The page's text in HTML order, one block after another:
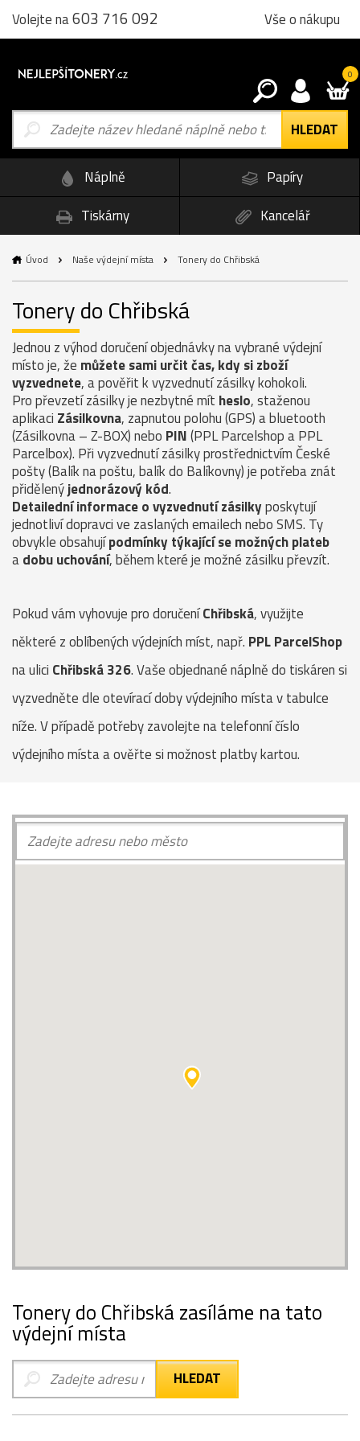
Volejte na603 716 092 Vše o nákupu
0
Náplně
Papíry
Tiskárny
Kancelář
Úvod Naše výdejní místa Tonery do Chřibská
Tonery do Chřibská
Jednou z výhod doručení objednávky na vybrané výdejní
místo je, že můžete sami určit čas, kdy si zboží
vyzvednete, a pověřit k vyzvednutí zásilky kohokoli.
Pro převzetí zásilky je nezbytné mít heslo, staženou
aplikaci Zásilkovna, zapnutou polohu (GPS) a bluetooth
(Zásilkovna – Z-BOX) nebo PIN(PPL Parcelshop a PPL
Parcelbox). Při vyzvednutí zásilky prostřednictvím České
pošty (Balík na poštu, balík do Balíkovny) je potřeba znát
přidělenýjednorázový kód.
Detailední informace o vyzvednutí zásilkyposkytují
jednotliví dopravci ve zaslaných emailech nebo SMS. Ty
obvykle obsahujípodmínky týkající se možných plateb
adobu uchování, během které je možné zásilku převzít.
Pokud vám vyhovuje pro doručeníChřibská, využijte
některé z oblíbených výdejních míst, např. PPL ParcelShop
na ulici Chřibská 326. Vaše objednané náplně do tiskáren si
vyzvedněte dle otevírací doby výdejního místa v tabulce
níže. V případě potřeby zavolejte na telefonní číslo
výdejního místa a ověřte si možnost platby kartou.
Tonery do Chřibská zasíláme na tato
výdejní místa